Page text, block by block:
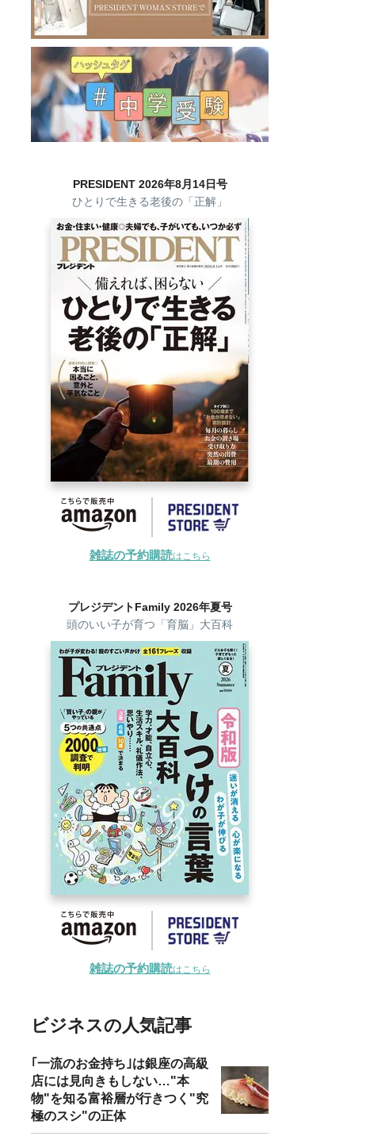
PRESIDENT 2026年8月14日号
ひとりで生きる老後の「正解」
雑誌の予約購読はこちら
プレジデントFamily 2026年夏号
頭のいい子が育つ「育脳」大百科
雑誌の予約購読はこちら
ビジネスの人気記事
｢一流のお金持ち｣は銀座の高級
店には見向きもしない…"本
物"を知る富裕層が行きつく"究
極のスシ"の正体